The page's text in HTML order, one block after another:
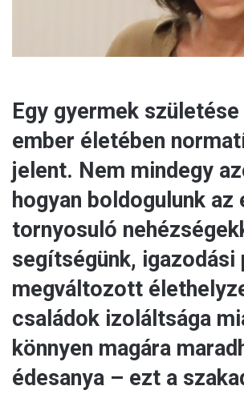
Egy gyermek
ember életében
jelent. Nem mindegy
hogyan boldogulunk az
tornyosuló
segítségünk, igazodási
megváltozott
családok izoláltsága
könnyen magára
édesanya – ezt a